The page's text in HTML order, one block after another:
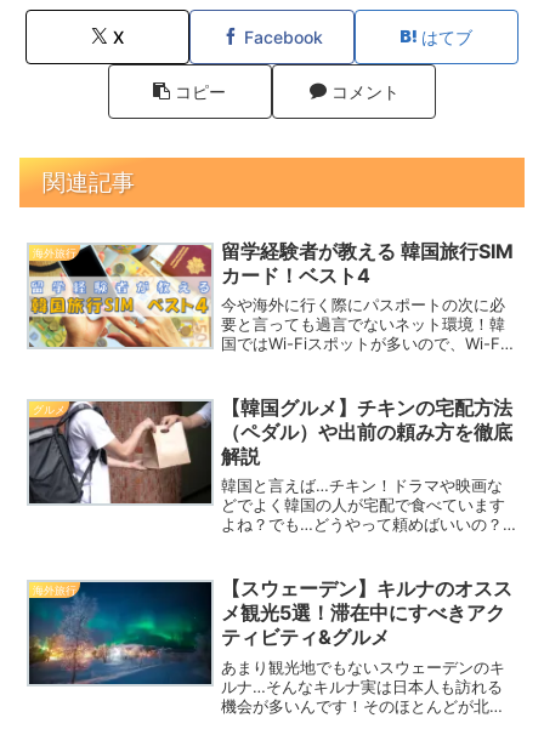
X Facebook はてブ
コピー コメント
関連記事
海外旅行
留学経験者が教える 韓国旅行SIM
カード！ベスト4
今や海外に行く際にパスポートの次に必
要と言っても過言でないネット環境！韓
国ではWi-Fiスポットが多いので、Wi-Fi
却手続きが面倒な場合もあります。そこ
で今回は、韓国...
グルメ
【韓国グルメ】チキンの宅配方法
（ペダル）や出前の頼み方を徹底
解説
韓国と言えば…チキン！ドラマや映画な
どでよく韓国の人が宅配で食べています
よね？でも…どうやって頼めばいいの？
そんな方にこの記事では、誰でも簡単に
できる出前チキンの頼み方...
海外旅行
【スウェーデン】キルナのオスス
メ観光5選！滞在中にすべきアク
ティビティ&グルメ
あまり観光地でもないスウェーデンのキ
ルナ…そんなキルナ実は日本人も訪れる
機会が多いんです！そのほとんどが北欧